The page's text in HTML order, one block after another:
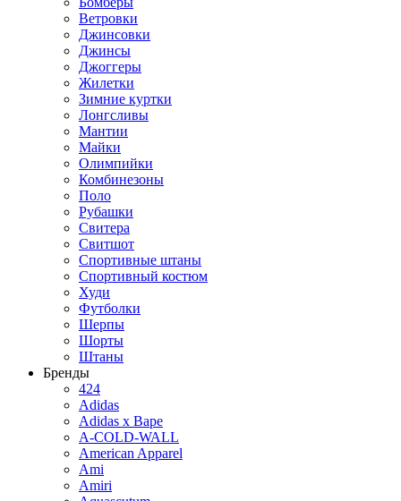
Ветровки
Джинсовки
Джинсы
Джоггеры
Жилетки
Зимние куртки
Лонгсливы
Мантии
Майки
Олимпийки
Комбинезоны
Поло
Рубашки
Свитера
Свитшот
Спортивные штаны
Спортивный костюм
Худи
Футболки
Шерпы
Шорты
Штаны
Бренды
424
Adidas
Adidas x Bape
A-COLD-WALL
American Apparel
Ami
Amiri